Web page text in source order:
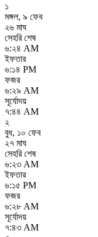
১
মঙ্গল, ৯ ফেব
২৬ মাঘ
সেহরি শেষ
৬:২৪ AM
ইফতার
৬:১৪ PM
ফজর
৬:২৯ AM
সূর্যোদয়
৭:৪৪ AM
২
বুধ, ১০ ফেব
২৭ মাঘ
সেহরি শেষ
৬:২৩ AM
ইফতার
৬:১৫ PM
ফজর
৬:২৮ AM
সূর্যোদয়
৭:৪৩ AM